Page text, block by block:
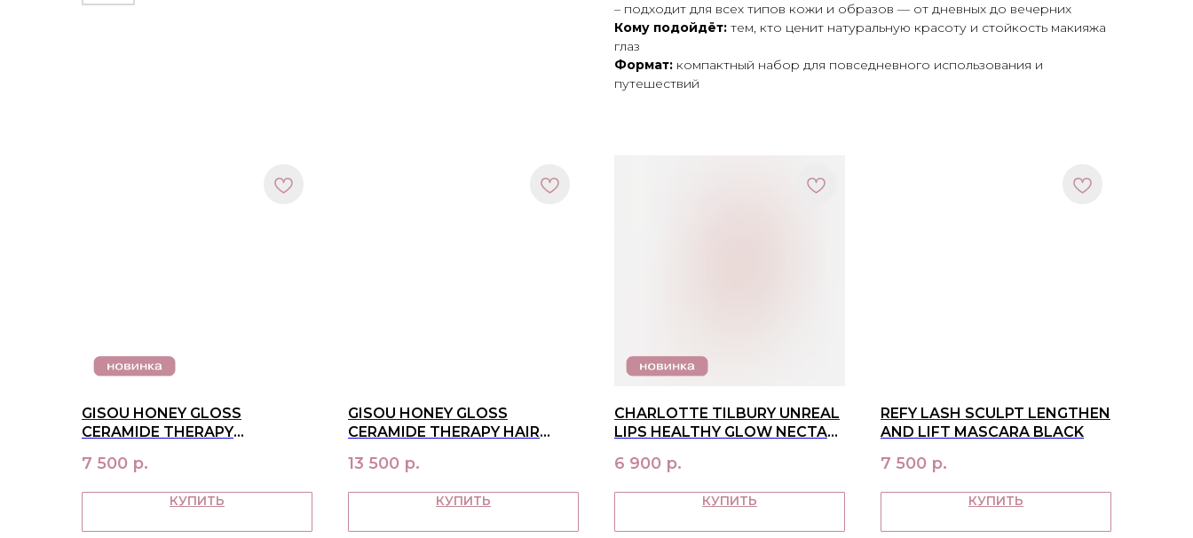
– подходит для всех типов кожи и образов — от дневных до вечерних
Кому подойдёт: тем, кто ценит натуральную красоту и стойкость макияжа
глаз
Формат: компактный набор для повседневного использования и
путешествий
GISOU HONEY GLOSS
CERAMIDE THERAPY
7 500 р.
КУПИТЬ
GISOU HONEY GLOSS
CERAMIDE THERAPY HAIR
13 500 р.
КУПИТЬ
CHARLOTTE TILBURY UNREAL
LIPS HEALTHY GLOW NECTAR
6 900 р.
КУПИТЬ
REFY LASH SCULPT LENGTHEN
AND LIFT MASCARA BLACK
7 500 р.
КУПИТЬ